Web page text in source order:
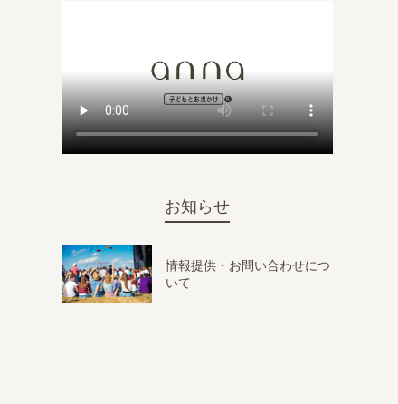
お知らせ
情報提供・お問い合わせにつ
いて